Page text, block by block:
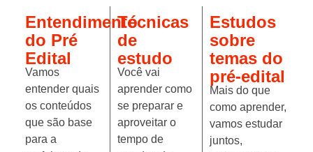
Entendimento
do Pré
Edital
Vamos
entender quais
os conteúdos
que são base
para a
Técnicas
de
estudo
Você vai
aprender como
se preparar e
aproveitar o
tempo de
Estudos
sobre
temas do
pré-edital
Mais do que
como aprender,
vamos estudar
juntos,